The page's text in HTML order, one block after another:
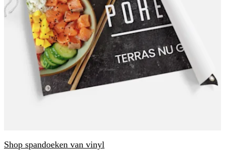
Shop spandoeken van vinyl